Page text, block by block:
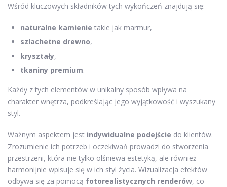
Wśród kluczowych składników tych wykończeń znajdują się:
naturalne kamienie takie jak marmur,
szlachetne drewno,
kryształy,
tkaniny premium.
Każdy z tych elementów w unikalny sposób wpływa na
charakter wnętrza, podkreślając jego wyjątkowość i wyszukany
styl.
Ważnym aspektem jest indywidualne podejście do klientów.
Zrozumienie ich potrzeb i oczekiwań prowadzi do stworzenia
przestrzeni, która nie tylko olśniewa estetyką, ale również
harmonijnie wpisuje się w ich styl życia. Wizualizacja efektów
odbywa się za pomocą fotorealistycznych renderów, co